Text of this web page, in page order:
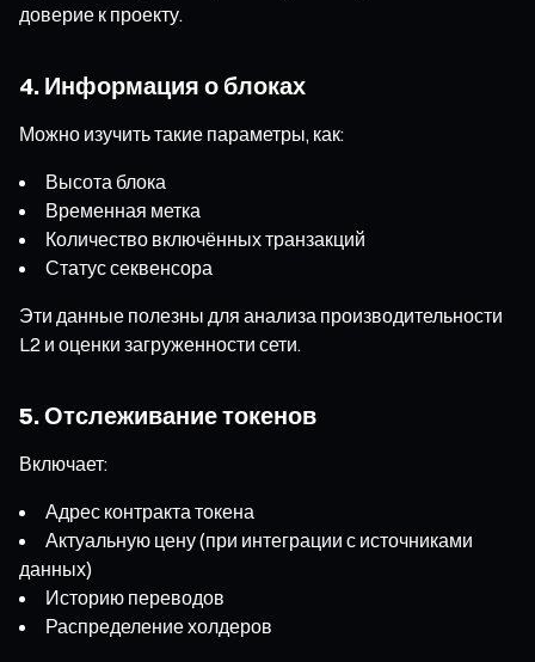
доверие к проекту.
4. Информация о блоках
Можно изучить такие параметры, как:
Высота блока
Временная метка
Количество включённых транзакций
Статус секвенсора
Эти данные полезны для анализа производительности
L2 и оценки загруженности сети.
5. Отслеживание токенов
Включает:
Адрес контракта токена
Актуальную цену (при интеграции с источниками
данных)
Историю переводов
Распределение холдеров